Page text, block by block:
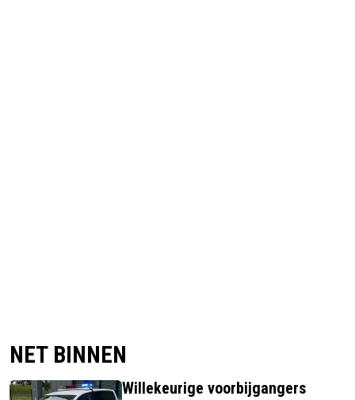
NET BINNEN
Willekeurige voorbijgangers